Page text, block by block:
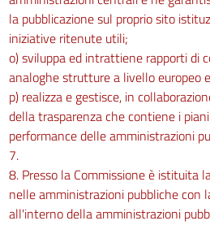
la pubblicazione sul proprio sito
iniziative ritenute utili;
o) sviluppa ed intrattiene rapporti di
analoghe strutture a livello europeo
p) realizza e gestisce, in
della trasparenza che contiene i
performance delle amministrazioni
7.
8. Presso la Commissione è istituita
nelle amministrazioni pubbliche con
all'interno della amministrazioni